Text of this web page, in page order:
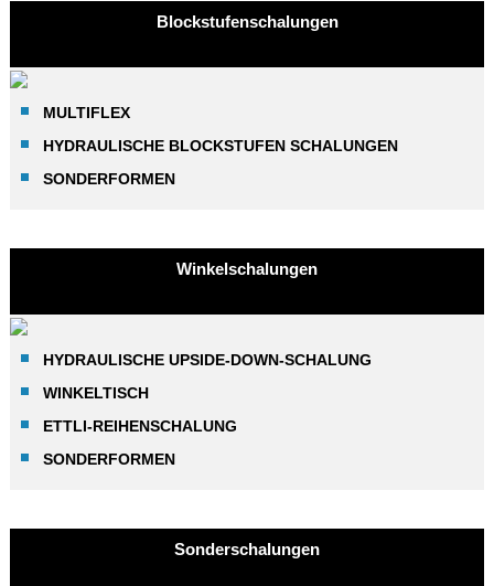
Blockstufenschalungen
MULTIFLEX
HYDRAULISCHE BLOCKSTUFEN SCHALUNGEN
SONDERFORMEN
Winkelschalungen
HYDRAULISCHE UPSIDE-DOWN-SCHALUNG
WINKELTISCH
ETTLI-REIHENSCHALUNG
SONDERFORMEN
Sonderschalungen